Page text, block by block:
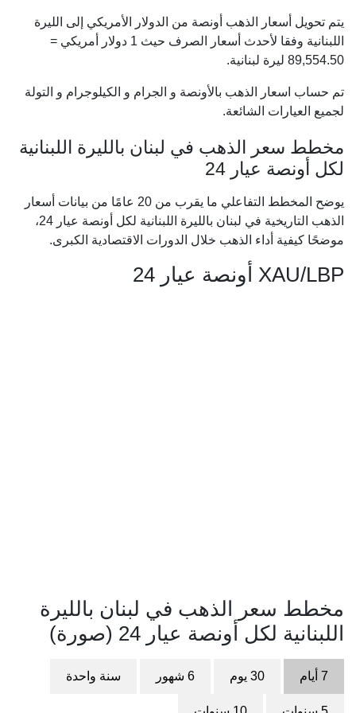
يتم تحويل أسعار الذهب أونصة من الدولار الأمريكي إلى الليرة
اللبنانية وفقا لأحدث أسعار الصرف حيث 1 دولار أمريكي =
89,554.50 ليرة لبنانية.
تم حساب اسعار الذهب بالأونصة و الجرام و الكيلوجرام و التولة
لجميع العيارات الشائعة.
مخطط سعر الذهب في لبنان بالليرة اللبنانية
لكل أونصة عيار 24
يوضح المخطط التفاعلي ما يقرب من 20 عامًا من بيانات أسعار
الذهب التاريخية في لبنان بالليرة اللبنانية لكل أونصة عيار 24،
موضحًا كيفية أداء الذهب خلال الدورات الاقتصادية الكبرى.
XAU/LBP أونصة عيار 24
مخطط سعر الذهب في لبنان بالليرة
اللبنانية لكل أونصة عيار 24 (صورة)
7 أيام 30 يوم 6 شهور سنة واحدة